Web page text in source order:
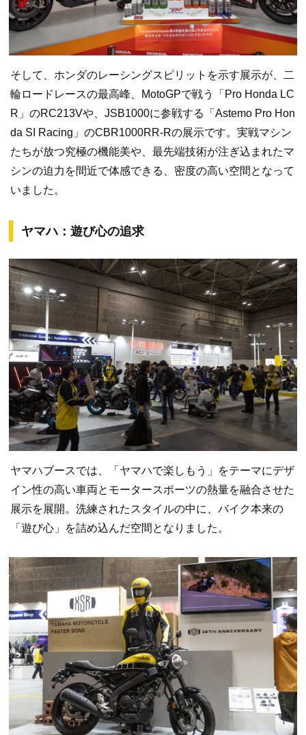
そして、ホンダのレーシングスピリットを示す展示が、二
輪ロードレースの最高峰、MotoGPで戦う「Pro Honda LC
R」のRC213Vや、JSB1000に参戦する「Astemo Pro Hon
da SI Racing」のCBR1000RR-Rの展示です。実戦マシン
たちが放つ究極の機能美や、最先端技術が注ぎ込まれたマ
シンの迫力を間近で体感できる、密度の高い空間となって
いました。
ヤマハ：遊び心の追求
ヤマハブースでは、「ヤマハで楽しもう」をテーマにデザ
イン性の高い車両とモータースポーツの熱量を融合させた
展示を展開。洗練されたスタイルの中に、バイク本来の
「遊び心」を詰め込んだ空間となりました。